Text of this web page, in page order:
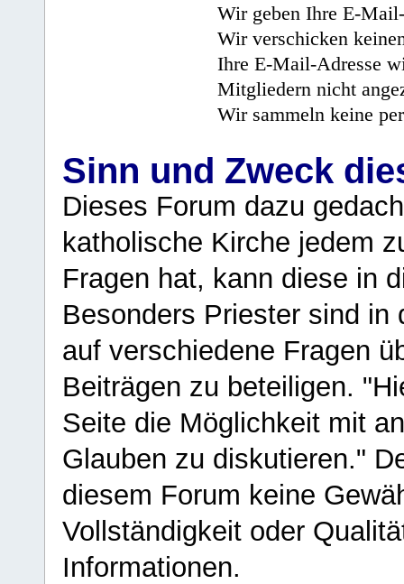
Wir geben Ihre E-
Wir verschicken
Ihre E-Mail-Adresse
Mitgliedern nicht
Wir sammeln keine
Sinn und Zweck
Dieses Forum dazu
katholische Kirche jedem
Fragen hat, kann diese in
Besonders Priester sind in
auf verschiedene Fragen
Beiträgen zu beteiligen.
Seite die Möglichkeit mit
Glauben zu diskutieren."
diesem Forum keine
Vollständigkeit oder
Informationen.